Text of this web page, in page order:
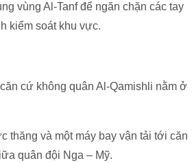
vùng Al-Tanf để ngăn chặn các tay
kiểm soát khu vực.
cứ không quân Al-Qamishli nằm ở
thăng và một máy bay vận tải tới căn
quân đội Nga – Mỹ.